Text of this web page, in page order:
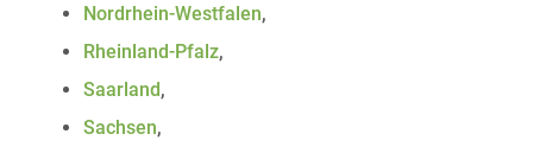
Nordrhein-Westfalen,
Rheinland-Pfalz,
Saarland,
Sachsen,